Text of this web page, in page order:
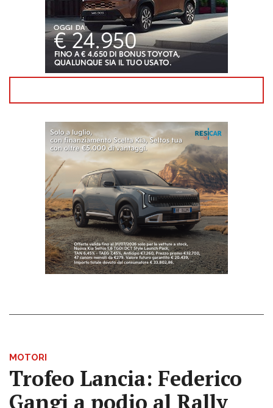
MOTORI
Trofeo Lancia: Federico
Gangi a podio al Rally